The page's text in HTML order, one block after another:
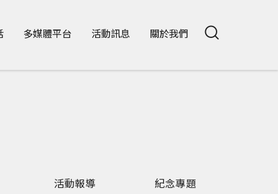
多媒體平台 活動訊息 關於我們
活動報導 紀念專題